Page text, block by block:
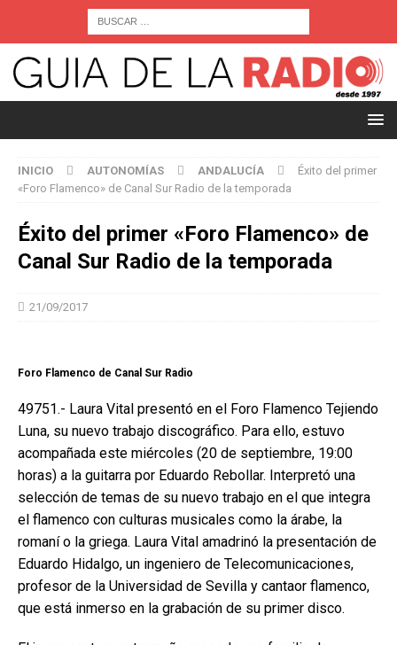
INICIO AUTONOMÍAS ANDALUCÍA
Éxito del primer
«Foro Flamenco» de Canal Sur Radio de la temporada
Éxito del primer «Foro Flamenco» de
Canal Sur Radio de la temporada
21/09/2017
Foro Flamenco de Canal Sur Radio
49751.- Laura Vital presentó en el Foro Flamenco Tejiendo
Luna, su nuevo trabajo discográfico. Para ello, estuvo
acompañada este miércoles (20 de septiembre, 19:00
horas) a la guitarra por Eduardo Rebollar. Interpretó una
selección de temas de su nuevo trabajo en el que integra
el flamenco con culturas musicales como la árabe, la
romaní o la griega. Laura Vital amadrinó la presentación de
Eduardo Hidalgo, un ingeniero de Telecomunicaciones,
profesor de la Universidad de Sevilla y cantaor flamenco,
que está inmerso en la grabación de su primer disco.